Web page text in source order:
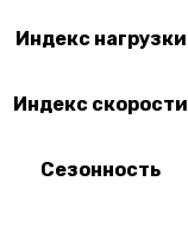
Индекс нагрузки
Индекс скорости
Сезонность